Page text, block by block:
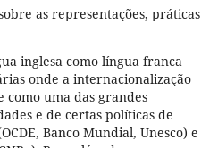
as representações, práticas
inglesa como língua franca
onde a internacionalização
como uma das grandes
e de certas políticas de
Banco Mundial, Unesco) e